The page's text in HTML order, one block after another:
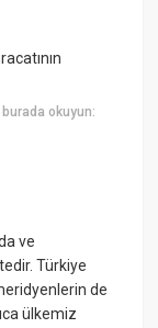
burada okuyun:
ve
Türkiye
de
ülkemiz